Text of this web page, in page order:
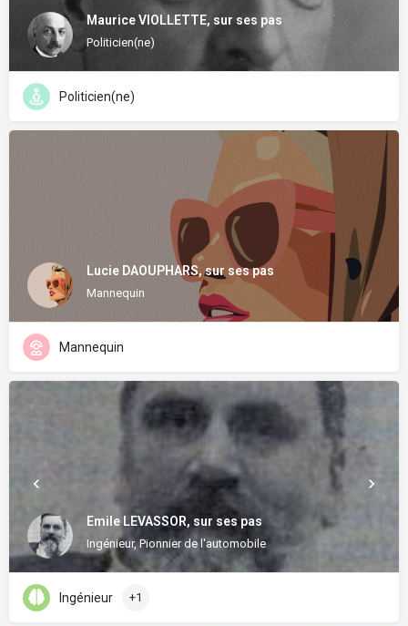
Maurice VIOLLETTE, sur ses pas
Politicien(ne)
Politicien(ne)
Lucie DAOUPHARS, sur ses pas
Mannequin
Mannequin
Emile LEVASSOR, sur ses pas
Ingénieur, Pionnier de l'automobile
Ingénieur +1